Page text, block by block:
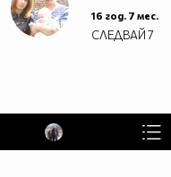
16 год. 7 мес.
СЛЕДВАЙ7